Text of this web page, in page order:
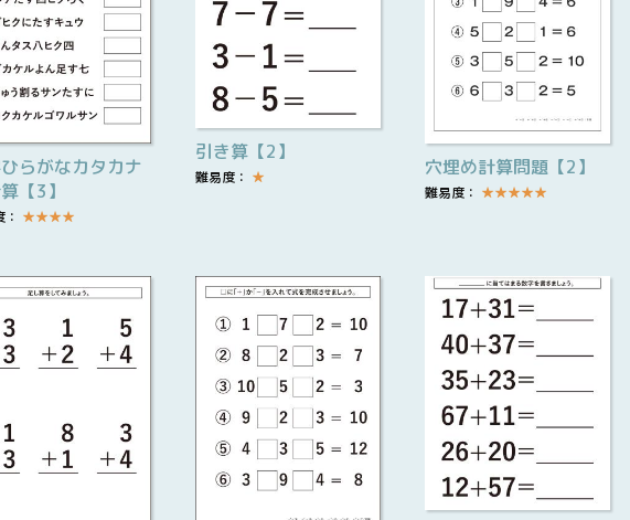
らがなカタカナ
【3】
★★★★
引き算【2】
難易度： ★ 穴埋め計算問題【2】
難易度： ★★★★★